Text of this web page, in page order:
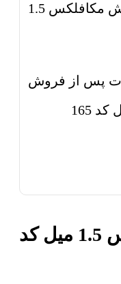
محصولات مرتبط با کفپوش مکافلکس 1.5
پس از فروش
کفپوش مکافلکس 1.5 میل کد 165
خرید کفپوش مکافلکس 1.5 میل کد